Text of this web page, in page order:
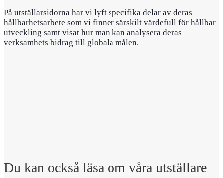
På utställarsidorna har vi lyft specifika delar av deras
hållbarhetsarbete som vi finner särskilt värdefull för hållbar
utveckling samt visat hur man kan analysera deras
verksamhets bidrag till globala målen.
Du kan också läsa om våra utställare